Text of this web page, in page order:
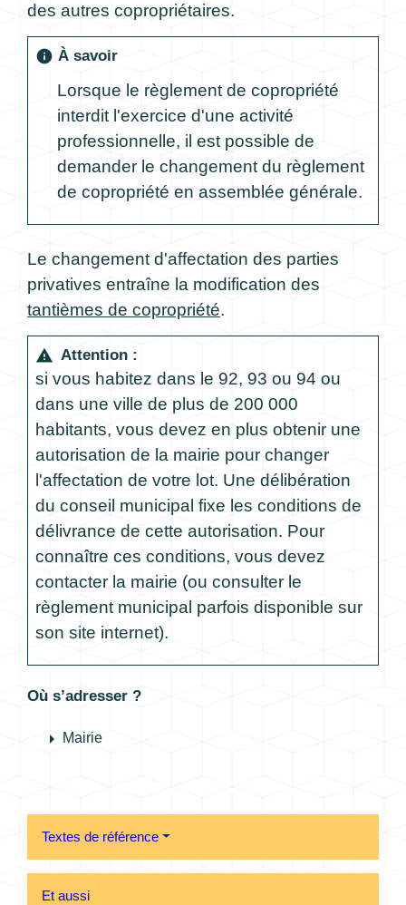
des autres copropriétaires.
info À savoir
Lorsque le règlement de copropriété
interdit l'exercice d'une activité
professionnelle, il est possible de
demander le changement du règlement
de copropriété en assemblée générale.
Le changement d'affectation des parties
privatives entraîne la modification des
tantièmes de copropriété.
warning Attention :
si vous habitez dans le 92, 93 ou 94 ou
dans une ville de plus de 200 000
habitants, vous devez en plus obtenir une
autorisation de la mairie pour changer
l'affectation de votre lot. Une délibération
du conseil municipal fixe les conditions de
délivrance de cette autorisation. Pour
connaître ces conditions, vous devez
contacter la mairie (ou consulter le
règlement municipal parfois disponible sur
son site internet).
Où s’adresser ?
arrow_right Mairie
Textes de référence
Et aussi